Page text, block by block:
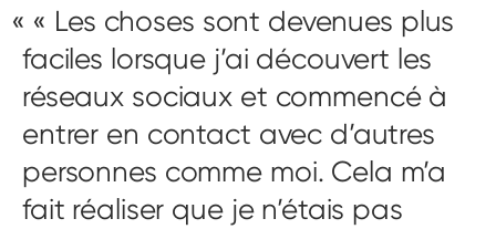
« Les choses sont devenues plus
faciles lorsque j’ai découvert les
réseaux sociaux et commencé à
entrer en contact avec d’autres
personnes comme moi. Cela m’a
fait réaliser que je n’étais pas